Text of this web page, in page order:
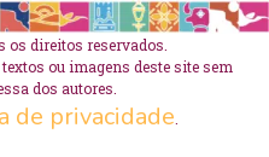
os direitos reservados.
ou imagens deste site sem
dos autores.
de privacidade